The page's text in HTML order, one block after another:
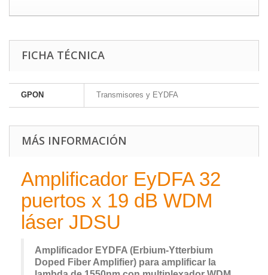
FICHA TÉCNICA
GPON Transmisores y EYDFA
MÁS INFORMACIÓN
Amplificador EyDFA 32
puertos x 19 dB WDM
láser JDSU
Amplificador EYDFA (Erbium-Ytterbium
Doped Fiber Amplifier) para amplificar la